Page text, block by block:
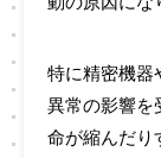
特に精密機器
異常の影響を
命が縮んだり